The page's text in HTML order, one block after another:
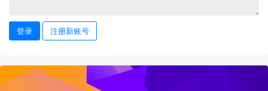
登录 注册新账号